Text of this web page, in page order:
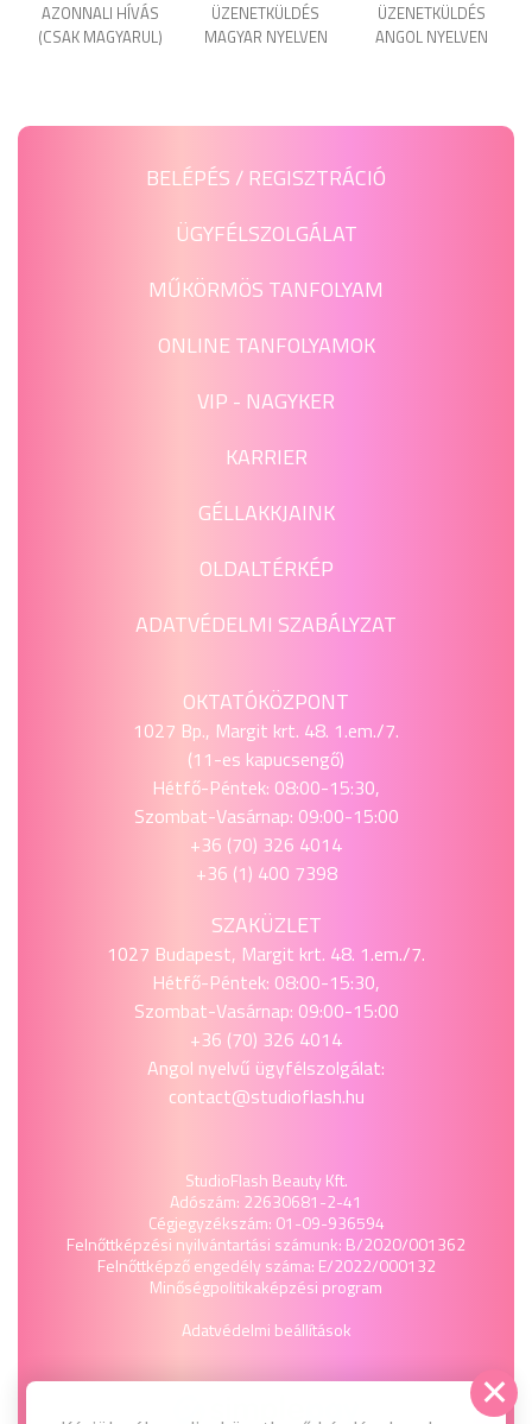
AZONNALI HÍVÁS
(CSAK MAGYARUL)
ÜZENET­KÜLDÉS
MAGYAR NYELVEN
ÜZENET­KÜLDÉS
ANGOL NYELVEN
BELÉPÉS / REGISZTRÁCIÓ
ÜGYFÉLSZOLGÁLAT
MŰKÖRMÖS TANFOLYAM
ONLINE TANFOLYAMOK
VIP - NAGYKER
KARRIER
GÉLLAKKJAINK
OLDALTÉRKÉP
ADATVÉDELMI SZABÁLYZAT
OKTATÓKÖZPONT
1027 Bp., Margit krt. 48. 1.em./7.
(11-es kapucsengő)
Hétfő-Péntek: 08:00-15:30,
Szombat-Vasárnap: 09:00-15:00
+36 (70) 326 4014
+36 (1) 400 7398
SZAKÜZLET
1027 Budapest, Margit krt. 48. 1.em./7.
Hétfő-Péntek: 08:00-15:30,
Szombat-Vasárnap: 09:00-15:00
+36 (70) 326 4014
Angol nyelvű ügyfélszolgálat:
contact@studioflash.hu
StudioFlash Beauty Kft.
Adószám: 22630681-2-41
Cégjegyzékszám: 01-09-936594
Felnőttképzési nyilvántartási számunk: B/2020/001362
Felnőttképző engedély száma: E/2022/000132
Minőségpolitikaképzési program
Adatvédelmi beállítások